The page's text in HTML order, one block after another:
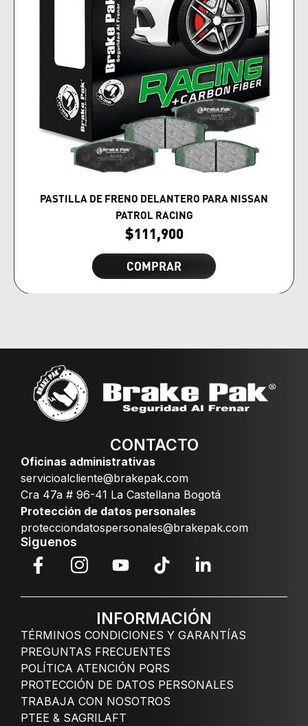
PASTILLA DE FRENO DELANTERO PARA NISSAN
PATROL RACING
$111,900
COMPRAR
CONTACTO
Oficinas administrativas
servicioalcliente@brakepak.com
Cra 47a # 96-41 La Castellana Bogotá
Protección de datos personales
protecciondatospersonales@brakepak.com
Siguenos
INFORMACIÓN
TÉRMINOS CONDICIONES Y GARANTÍAS
PREGUNTAS FRECUENTES
POLÍTICA ATENCIÓN PQRS
PROTECCIÓN DE DATOS PERSONALES
TRABAJA CON NOSOTROS
PTEE & SAGRILAFT